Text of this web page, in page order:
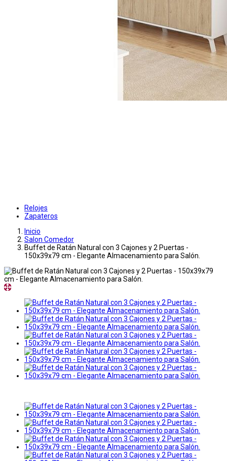
Relojes
Zapateros
Inicio
Salon Comedor
Buffet de Ratán Natural con 3 Cajones y 2 Puertas -
150x39x79 cm - Elegante Almacenamiento para Salón.